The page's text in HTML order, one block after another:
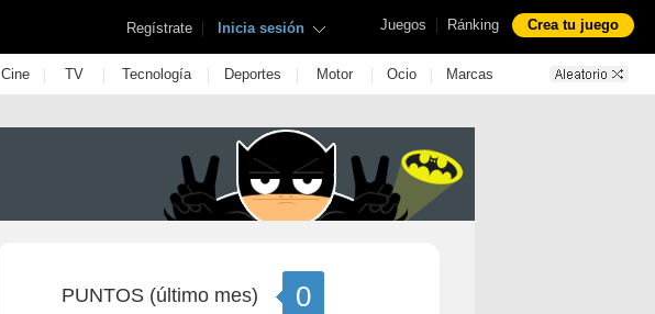
Juegos | Ránking Crea tu juego
Regístrate | Inicia sesión
Cine | TV | Tecnología | Deportes | Motor | Ocio | Marcas
PUNTOS (último mes) 0